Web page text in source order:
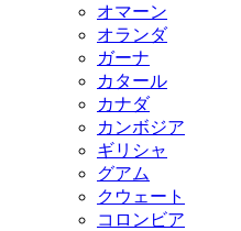
オマーン
オランダ
ガーナ
カタール
カナダ
カンボジア
ギリシャ
グアム
クウェート
コロンビア